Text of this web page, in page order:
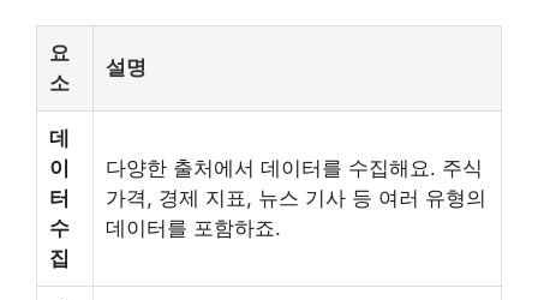
요
소
설명
데
이
터
수
집
다양한 출처에서 데이터를 수집해요. 주식
가격, 경제 지표, 뉴스 기사 등 여러 유형의
데이터를 포함하죠.